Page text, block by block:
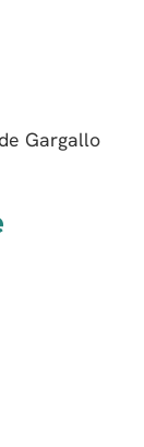
Gargallo